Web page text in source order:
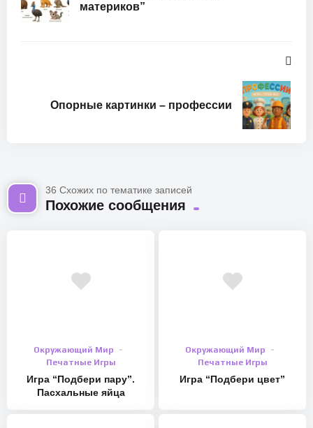
материков”
Опорные картинки – профессии
36 Схожих по тематике записей
Похожие сообщения
Окружающий Мир
Печатные Игры
Игра “Подбери пару”.
Пасхальные яйца
Окружающий Мир
Печатные Игры
Игра “Подбери цвет”